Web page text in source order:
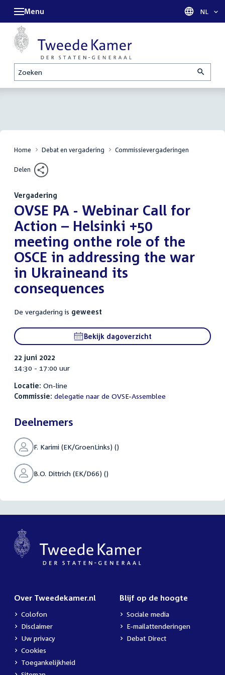
Zoeken
Menu Taal
NL
Home Debat en vergadering Commissievergaderingen
Delen
Vergadering
:OVSE PA - Webinar Call for
Action – Helsinki +50
meeting onthe role of the
OSCE in addressing the war
in Ukraineand its
consequences
De vergadering is geweest
Bekijk dagoverzicht
22 juni 2022
14:30 - 17:00 uur
Locatie: On-line
Commissie: delegatie naar de OVSE-Assemblee
Deelnemers
F. Karimi (EK/GroenLinks) ()
B.O. Dittrich (EK/D66) ()
Over Tweedekamer.nl
Colofon
Disclaimer
Uw privacy
Cookies
Toegankelijkheid
Blijf op de hoogte
Sociale media
E-mailattenderingen
Debat Direct